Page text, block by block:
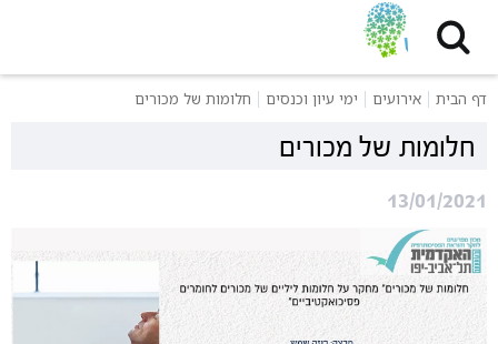
דף הבית אירועים ימי עיון וכנסים חלומות של מכורים
חלומות של מכורים
13/01/2021